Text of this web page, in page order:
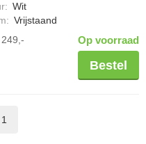
: Wit
: Vrijstaand
249,- Op voorraad
Bestel
1